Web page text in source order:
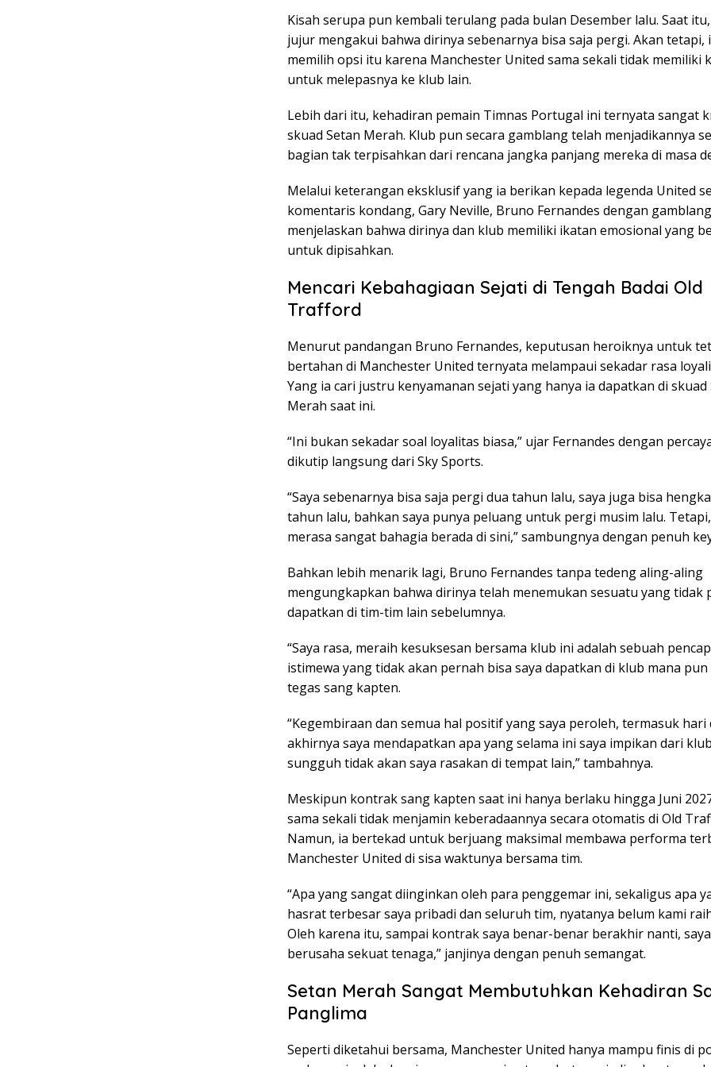
Kisah serupa pun kembali terulang pada bulan Desember lalu. Saat
jujur mengakui bahwa dirinya sebenarnya bisa saja pergi. Akan tetapi,
memilih opsi itu karena Manchester United sama sekali tidak memiliki
untuk melepasnya ke klub lain.
Lebih dari itu, kehadiran pemain Timnas Portugal ini ternyata sangat
skuad Setan Merah. Klub pun secara gamblang telah menjadikannya
bagian tak terpisahkan dari rencana jangka panjang mereka di masa
Melalui keterangan eksklusif yang ia berikan kepada legenda United
komentaris kondang, Gary Neville, Bruno Fernandes dengan gamblang
menjelaskan bahwa dirinya dan klub memiliki ikatan emosional yang
untuk dipisahkan.
Mencari Kebahagiaan Sejati di Tengah Badai Old
Trafford
Menurut pandangan Bruno Fernandes, keputusan heroiknya untuk
bertahan di Manchester United ternyata melampaui sekadar rasa
Yang ia cari justru kenyamanan sejati yang hanya ia dapatkan di skuad
Merah saat ini.
“Ini bukan sekadar soal loyalitas biasa,” ujar Fernandes dengan
dikutip langsung dari Sky Sports.
“Saya sebenarnya bisa saja pergi dua tahun lalu, saya juga bisa
tahun lalu, bahkan saya punya peluang untuk pergi musim lalu.
merasa sangat bahagia berada di sini,” sambungnya dengan penuh
Bahkan lebih menarik lagi, Bruno Fernandes tanpa tedeng aling-aling
mengungkapkan bahwa dirinya telah menemukan sesuatu yang tidak
dapatkan di tim-tim lain sebelumnya.
“Saya rasa, meraih kesuksesan bersama klub ini adalah sebuah
istimewa yang tidak akan pernah bisa saya dapatkan di klub mana pun
tegas sang kapten.
“Kegembiraan dan semua hal positif yang saya peroleh, termasuk hari
akhirnya saya mendapatkan apa yang selama ini saya impikan dari
sungguh tidak akan saya rasakan di tempat lain,” tambahnya.
Meskipun kontrak sang kapten saat ini hanya berlaku hingga Juni
sama sekali tidak menjamin keberadaannya secara otomatis di Old
Namun, ia bertekad untuk berjuang maksimal membawa performa
Manchester United di sisa waktunya bersama tim.
“Apa yang sangat diinginkan oleh para penggemar ini, sekaligus apa
hasrat terbesar saya pribadi dan seluruh tim, nyatanya belum kami
Oleh karena itu, sampai kontrak saya benar-benar berakhir nanti,
berusaha sekuat tenaga,” janjinya dengan penuh semangat.
Setan Merah Sangat Membutuhkan Kehadiran
Panglima
Seperti diketahui bersama, Manchester United hanya mampu finis di